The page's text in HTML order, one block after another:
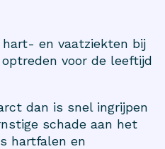
en vaatziekten bij
voor de leeftijd
dan is snel ingrijpen
schade aan het
hartfalen en